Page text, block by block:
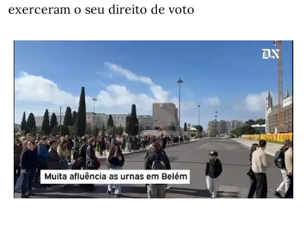
exerceram o seu direito de voto